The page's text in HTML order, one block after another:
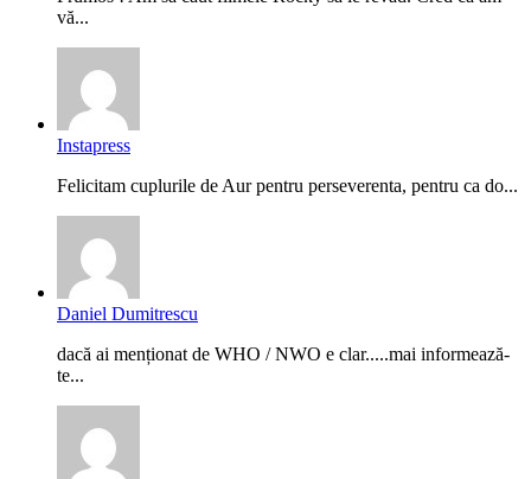
vă...
Instapress
Felicitam cuplurile de Aur pentru perseverenta, pentru ca do...
Daniel Dumitrescu
dacă ai menționat de WHO / NWO e clar.....mai informează-
te...